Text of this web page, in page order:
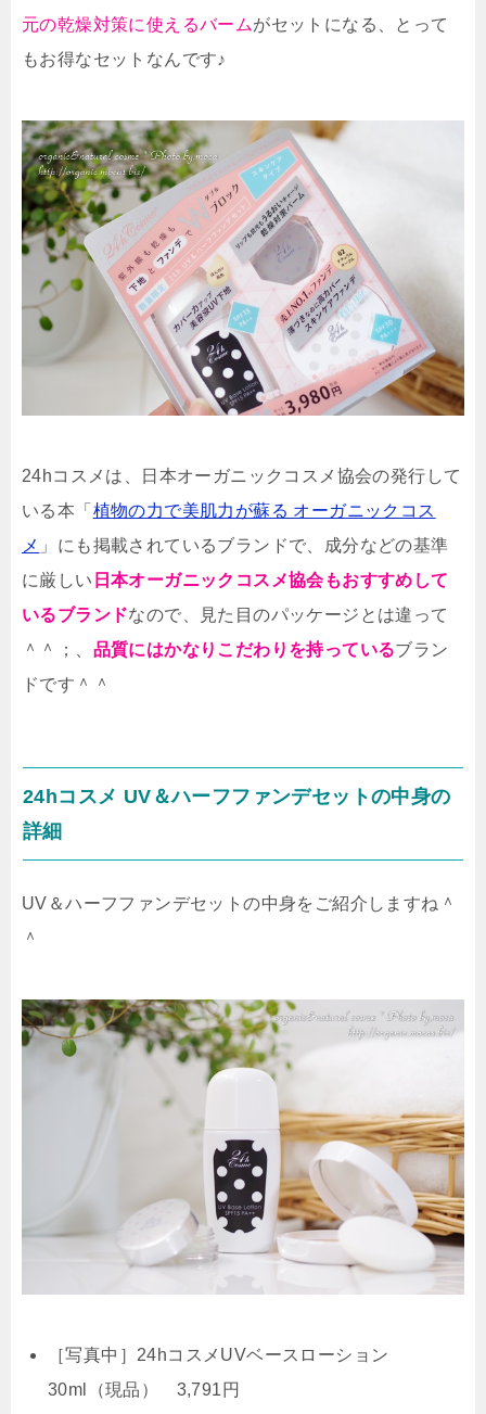
元の乾燥対策に使えるバームがセットになる、とって
もお得なセットなんです♪
24hコスメは、日本オーガニックコスメ協会の発行して
いる本「 植物の力で美肌力が蘇る オーガニックコス
メ 」にも掲載されているブランドで、成分などの基準
に厳しい 日本オーガニックコスメ協会もおすすめして
いるブランドなので、見た目のパッケージとは違って
＾＾；、 品質にはかなりこだわりを持っているブラン
ドです＾＾
24hコスメ UV＆ハーフファンデセットの中身の
詳細
UV＆ハーフファンデセットの中身をご紹介しますね＾
＾
［写真中］24hコスメUVベースローション
30ml（現品） 3,791円